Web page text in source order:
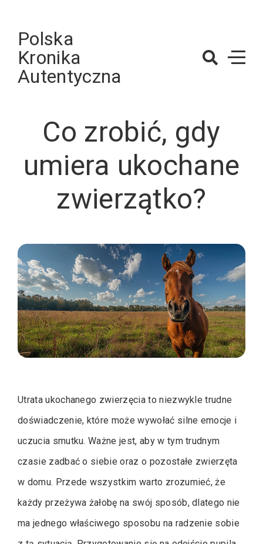
contentPolska
Kronika
Autentyczna
Co zrobić, gdy
umiera ukochane
zwierzątko?
Utrata ukochanego zwierzęcia to niezwykle trudne
doświadczenie, które może wywołać silne emocje i
uczucia smutku. Ważne jest, aby w tym trudnym
czasie zadbać o siebie oraz o pozostałe zwierzęta
w domu. Przede wszystkim warto zrozumieć, że
każdy przeżywa żałobę na swój sposób, dlatego nie
ma jednego właściwego sposobu na radzenie sobie